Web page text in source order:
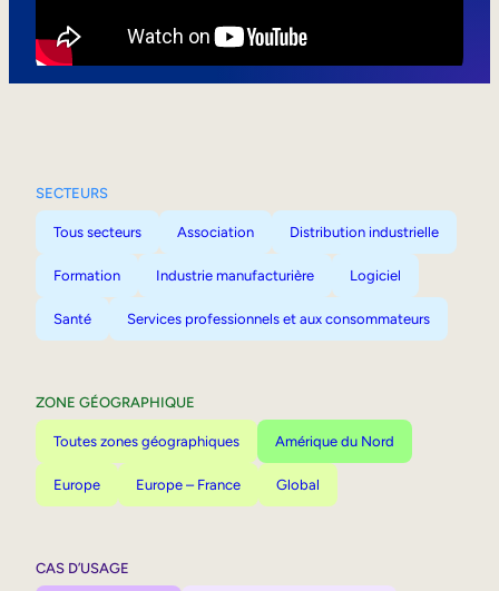
SECTEURS
Tous secteurs Association Distribution industrielle
Formation Industrie manufacturière Logiciel
Santé Services professionnels et aux consommateurs
ZONE GÉOGRAPHIQUE
Toutes zones géographiques Amérique du Nord
Europe Europe – France Global
CAS D’USAGE